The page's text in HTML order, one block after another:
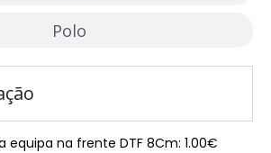
Polo
equipa na frente DTF 8Cm: 1.00€